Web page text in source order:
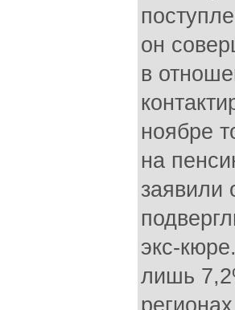
он
в
ноябре
на
заявили
экс-
лишь